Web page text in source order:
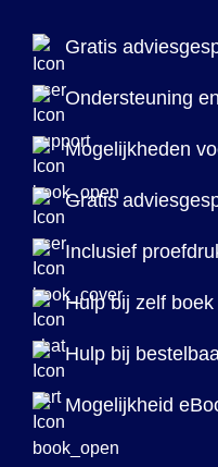
Gratis
Ondersteuning
Mogelijkheden
Gratis
Inclusief
Hulp bij zelf
Hulp bij
Mogelijkheid